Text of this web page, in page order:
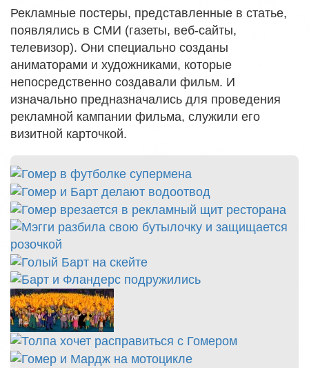
Рекламные постеры, представленные в статье,
появлялись в СМИ (газеты, веб-сайты,
телевизор). Они специально созданы
аниматорами и художниками, которые
непосредственно создавали фильм. И
изначально предназначались для проведения
рекламной кампании фильма, служили его
визитной карточкой.